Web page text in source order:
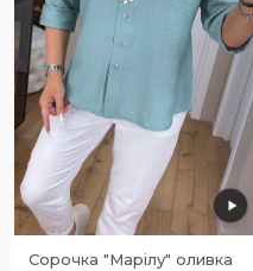
Сорочка "Марілу" оливка